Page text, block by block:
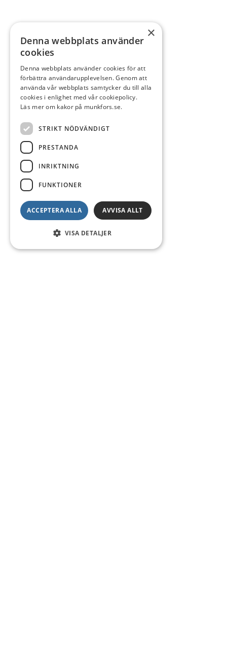
×
Denna webbplats använder
cookies
Denna webbplats använder cookies för att
förbättra användarupplevelsen. Genom att
använda vår webbplats samtycker du till alla
cookies i enlighet med vår cookiepolicy.
Läs mer om kakor på munkfors.se.
STRIKT NÖDVÄNDIGT
PRESTANDA
INRIKTNING
FUNKTIONER
ACCEPTERA ALLA AVVISA ALLT
VISA DETALJER